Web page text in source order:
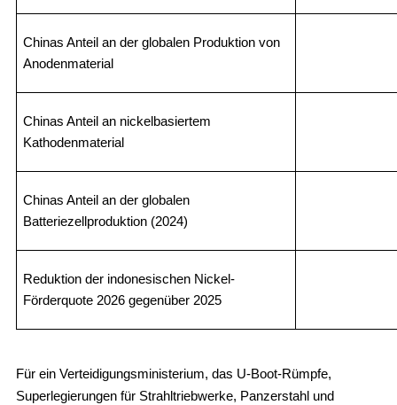
Chinas Anteil an der globalen Produktion von
Anodenmaterial
Chinas Anteil an nickelbasiertem
Kathodenmaterial
Chinas Anteil an der globalen
Batteriezellproduktion (2024)
Reduktion der indonesischen Nickel-
Förderquote 2026 gegenüber 2025
Für ein Verteidigungsministerium, das U-Boot-Rümpfe,
Superlegierungen für Strahltriebwerke, Panzerstahl und